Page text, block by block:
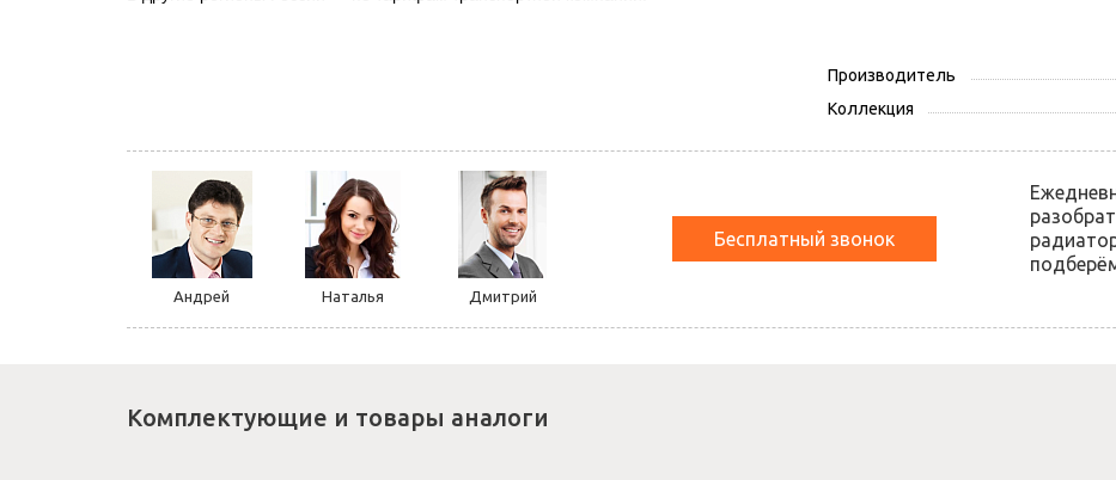
Производитель
Коллекция
Андрей Наталья Дмитрий
Бесплатный звонок
Комплектующие и товары аналоги